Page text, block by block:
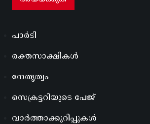
പാർടി
രക്തസാക്ഷികൾ
നേതൃത്വം
സെക്രട്ടറിയുടെ പേജ്
വാർത്താക്കുറിപ്പുകൾ